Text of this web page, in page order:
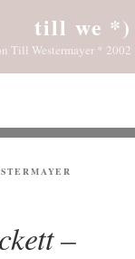
till we *)
Till Westermayer * 2002
–